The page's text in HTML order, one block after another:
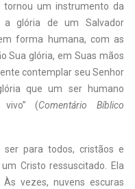
tornou um instrumento da
a glória de um Salvador
forma humana, com as
Sua glória, em Suas mãos
contemplar seu Senhor
que um ser humano
vivo” (Comentário Bíblico
para todos, cristãos e
Cristo ressuscitado. Ela
vezes, nuvens escuras